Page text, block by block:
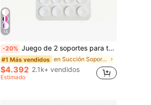
14
-20% Juego de 2 soportes para teléfono con ventosa de silicona, base adhesiva impermeable, compatible con la mayoría de teléfonos, agarre universal para selfies y videos, blanco y rosa claro, regalo de San Valentín, manos libres
#1 Más vendidos en Succión Soportes para teléfono
$4.392 2.1k+ vendidos
Estimado